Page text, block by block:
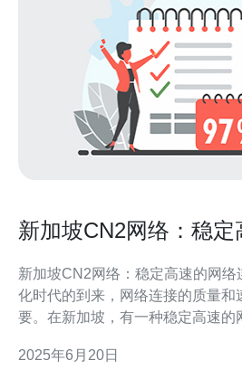
新加坡CN2网络：稳定
新加坡CN2网络：稳定高速的网络连接方
化时代的到来，网络连接的质量和
要。在新加坡，有一种稳定高速的
网络的特点、优势以及适用场景。 CN2网络是中国电
2025年6月20日